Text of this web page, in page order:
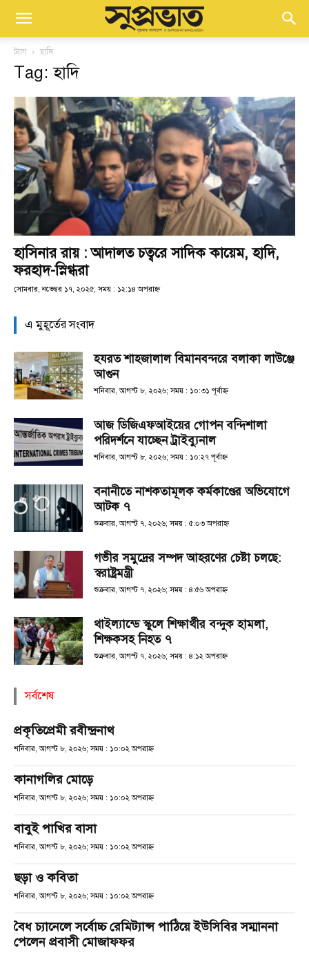
ট্যাগ হাদি
Tag: হাদি
হাসিনার রায় : আদালত চত্বরে সাদিক কায়েম, হাদি,
ফরহাদ-স্নিগ্ধরা
সোমবার, নভেম্বর ১৭, ২০২৫; সময় : ১২:১৪ অপরাহ্ণ
এ মুহূর্তের সংবাদ
হযরত শাহজালাল বিমানবন্দরে বলাকা লাউঞ্জে
আগুন
শনিবার, আগস্ট ৮, ২০২৬; সময় : ১০:৩১ পূর্বাহ্ণ
আজ ডিজিএফআইয়ের গোপন বন্দিশালা
পরিদর্শনে যাচ্ছেন ট্রাইব্যুনাল
শনিবার, আগস্ট ৮, ২০২৬; সময় : ১০:২৭ পূর্বাহ্ণ
বনানীতে নাশকতামূলক কর্মকাণ্ডের অভিযোগে
আটক ৭
শুক্রবার, আগস্ট ৭, ২০২৬; সময় : ৫:০৩ অপরাহ্ণ
গভীর সমুদ্রের সম্পদ আহরণের চেষ্টা চলছে:
স্বরাষ্ট্রমন্ত্রী
শুক্রবার, আগস্ট ৭, ২০২৬; সময় : ৪:৫৬ অপরাহ্ণ
থাইল্যান্ডে স্কুলে শিক্ষার্থীর বন্দুক হামলা,
শিক্ষকসহ নিহত ৭
শুক্রবার, আগস্ট ৭, ২০২৬; সময় : ৪:১২ অপরাহ্ণ
সর্বশেষ
প্রকৃতিপ্রেমী রবীন্দ্রনাথ
শনিবার, আগস্ট ৮, ২০২৬; সময় : ১০:০২ অপরাহ্ণ
কানাগলির মোড়ে
শনিবার, আগস্ট ৮, ২০২৬; সময় : ১০:০২ অপরাহ্ণ
বাবুই পাখির বাসা
শনিবার, আগস্ট ৮, ২০২৬; সময় : ১০:০২ অপরাহ্ণ
ছড়া ও কবিতা
শনিবার, আগস্ট ৮, ২০২৬; সময় : ১০:০২ অপরাহ্ণ
বৈধ চ্যানেলে সর্বোচ্চ রেমিট্যান্স পাঠিয়ে ইউসিবির সম্মাননা
পেলেন প্রবাসী মোজাফফর